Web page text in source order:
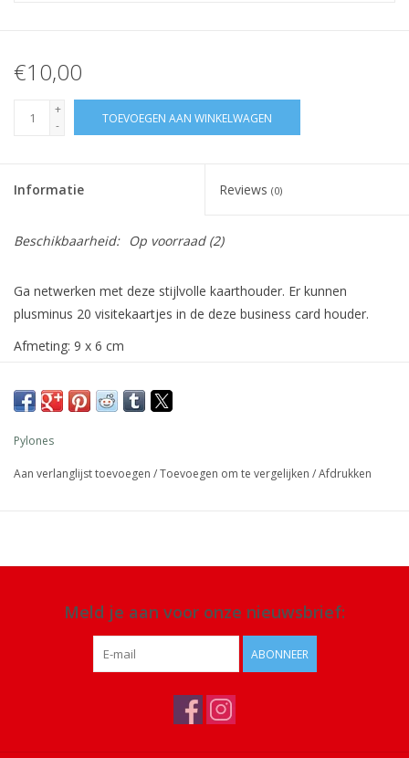
€10,00
+
-
TOEVOEGEN AAN WINKELWAGEN
Informatie Reviews (0)
Beschikbaarheid: Op voorraad(2)
Ga netwerken met deze stijlvolle kaarthouder. Er kunnen
plusminus 20 visitekaartjes in de deze business card houder.
Afmeting: 9 x 6 cm
Details: inhoud± 20 kaartjes
Pylones
Aan verlanglijst toevoegen /Toevoegen om te vergelijken /Afdrukken
Meld je aan voor onze nieuwsbrief:
ABONNEER